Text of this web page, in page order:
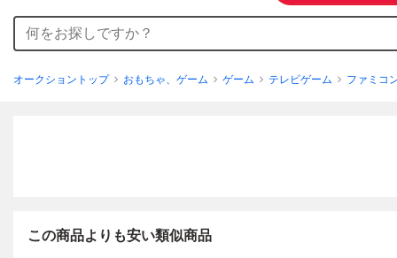
オークショントップ おもちゃ、ゲーム ゲーム テレビゲーム ファミコ
この商品よりも安い類似商品